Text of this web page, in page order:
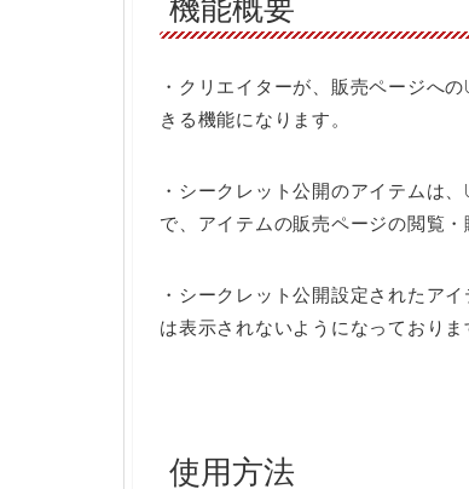
・クリエイターが、販売ページへ
きる機能になります。
・シークレット公開のアイテムは
で、アイテムの販売ページの閲覧・
・シークレット公開設定されたア
は表示されないようになっておりま
使用方法